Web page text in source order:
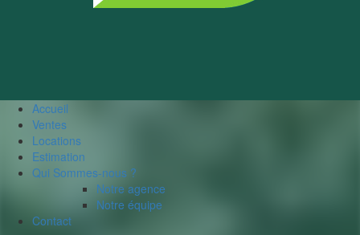
Accueil
Ventes
Locations
Estimation
Qui Sommes-nous ?
Notre agence
Notre équipe
Contact